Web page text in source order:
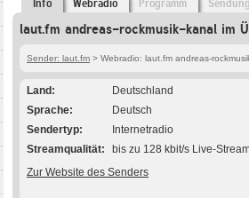
Info Webradio Programm
laut.fm andreas-rockmusik-kanal im
Sender: laut.fm > Webradio: laut.fm andreas-
Land
Deutschland
Sprache
Deutsch
Sendertyp
Internetradio
Streamqualität
bis zu 128 kbit/s Live-
Zur Website des Senders